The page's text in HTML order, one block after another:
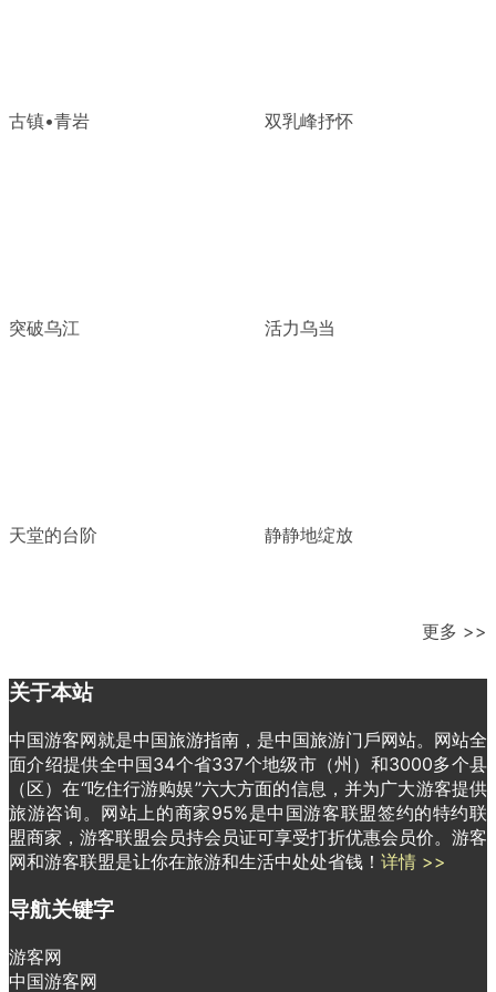
古镇•青岩 双乳峰抒怀
突破乌江 活力乌当
天堂的台阶 静静地绽放
更多 >>
关于本站
中国游客网就是中国旅游指南，是中国旅游门戶网站。网站全
面介绍提供全中国34个省337个地级市（州）和3000多个县
（区）在“吃住行游购娱”六大方面的信息，并为广大游客提供
旅游咨询。网站上的商家95%是中国游客联盟签约的特约联
盟商家，游客联盟会员持会员证可享受打折优惠会员价。游客
网和游客联盟是让你在旅游和生活中处处省钱！ 详情 >>
导航关键字
游客网
中国游客网